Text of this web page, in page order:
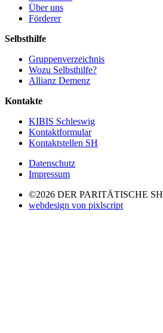
Über uns
Förderer
Selbsthilfe
Gruppenverzeichnis
Wozu Selbsthilfe?
Allianz Demenz
Kontakte
KIBIS Schleswig
Kontaktformular
Kontaktstellen SH
Datenschutz
Impressum
©2026 DER PARITÄTISCHE SH
webdesign von pixlscript